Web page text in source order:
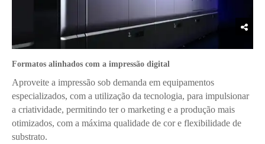
Formatos alinhados com a impressão digital
Aproveite a impressão sob demanda em equipamentos
especializados, com a utilização da tecnologia, para impulsionar
a criatividade, permitindo ter o marketing e a produção mais
otimizados, com a máxima qualidade de cor e flexibilidade de
substrato.